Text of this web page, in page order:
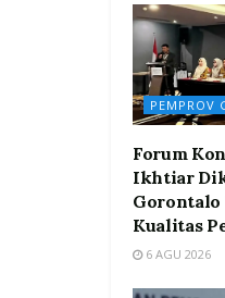
PEMPROV
Forum
Ikhtiar
Kualitas
6 AGU 2026